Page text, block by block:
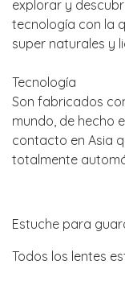
explorar y
tecnología con la
super naturales y
Tecnología
Son fabricados
mundo, de hecho
contacto en Asia
totalmente
Estuche para
Todos los lentes